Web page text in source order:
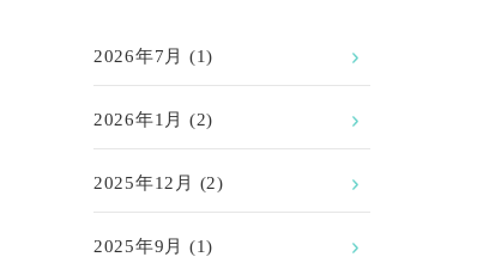
2026年7月 (1)
2026年1月 (2)
2025年12月 (2)
2025年9月 (1)